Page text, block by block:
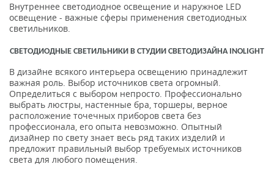
Внутреннее светодиодное освещение и наружное LED
освещение - важные сферы применения светодиодных
светильников.
СВЕТОДИОДНЫЕ СВЕТИЛЬНИКИ В СТУДИИ СВЕТОДИЗАЙНА INOLIGHT
В дизайне всякого интерьера освещению принадлежит
важная роль. Выбор источников света огромный.
Определиться с выбором непросто. Профессионально
выбрать люстры, настенные бра, торшеры, верное
расположение точечных приборов света без
профессионала, его опыта невозможно. Опытный
дизайнер по свету знает весь ряд таких изделий и
предложит правильный выбор требуемых источников
света для любого помещения.